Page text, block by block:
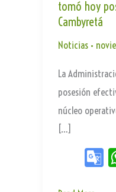
tomó hoy
Cambyretá
Noticias•
La
posesión
núcleo
[…]